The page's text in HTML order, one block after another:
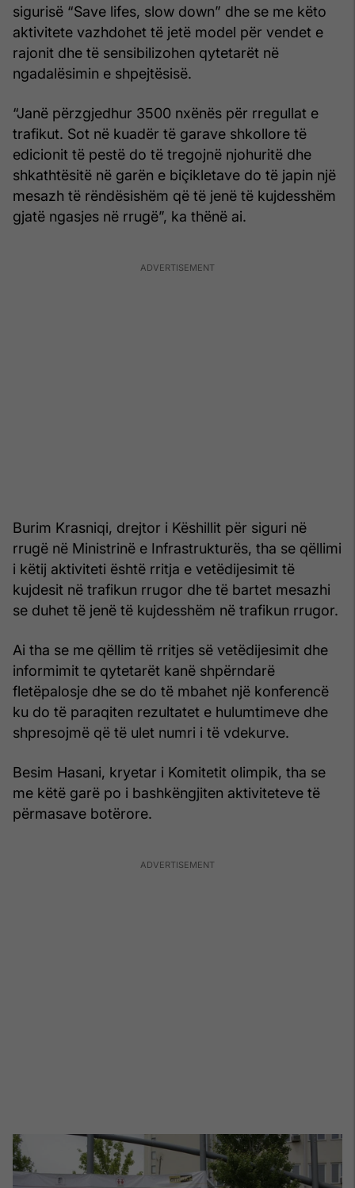
sigurisë “Save lifes, slow down” dhe se me këto
aktivitete vazhdohet të jetë model për vendet e
rajonit dhe të sensibilizohen qytetarët në
ngadalësimin e shpejtësisë.
“Janë përzgjedhur 3500 nxënës për rregullat e
trafikut. Sot në kuadër të garave shkollore të
edicionit të pestë do të tregojnë njohuritë dhe
shkathtësitë në garën e biçikletave do të japin një
mesazh të rëndësishëm që të jenë të kujdesshëm
gjatë ngasjes në rrugë”, ka thënë ai.
Burim Krasniqi, drejtor i Këshillit për siguri në
rrugë në Ministrinë e Infrastrukturës, tha se qëllimi
i këtij aktiviteti është rritja e vetëdijesimit të
kujdesit në trafikun rrugor dhe të bartet mesazhi
se duhet të jenë të kujdesshëm në trafikun rrugor.
Ai tha se me qëllim të rritjes së vetëdijesimit dhe
informimit te qytetarët kanë shpërndarë
fletëpalosje dhe se do të mbahet një konferencë
ku do të paraqiten rezultatet e hulumtimeve dhe
shpresojmë që të ulet numri i të vdekurve.
Besim Hasani, kryetar i Komitetit olimpik, tha se
me këtë garë po i bashkëngjiten aktiviteteve të
përmasave botërore.